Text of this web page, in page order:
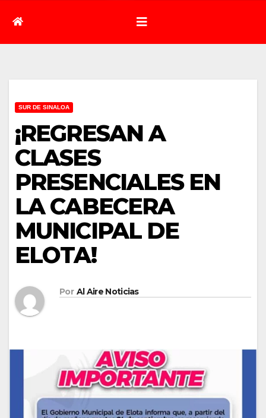
SUR DE SINALOA
¡REGRESAN A
CLASES
PRESENCIALES EN
LA CABECERA
MUNICIPAL DE
ELOTA!
Por Al Aire Noticias